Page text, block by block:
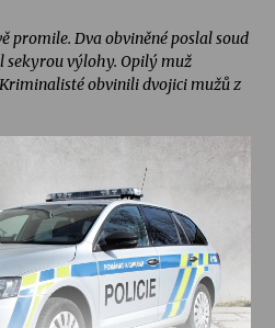
promile. Dva obviněné poslal soud
sekyrou výlohy. Opilý muž
obvinili dvojici mužů z